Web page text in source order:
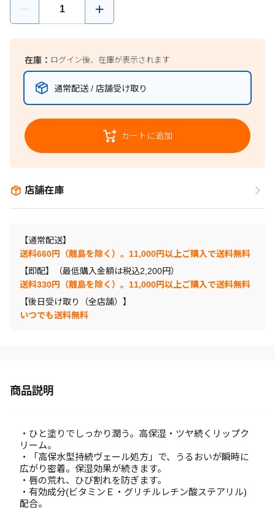
在庫： ログイン後、在庫が表示されます
通常配送 / 店舗受け取り
カートに追加
店舗在庫
【通常配送】
送料660円（離島を除く）。11,000円以上ご購入で送料無料
【即配】（最低購入金額は税込2,200円）
送料330円（離島を除く）。11,000円以上ご購入で送料無料
【後日受け取り（全店舗）】
いつでも送料無料
商品説明
・ひと塗りでしっかり潤う。高保湿・ツヤ続くリップク
リーム。
・「高保水型持続ヴェール処方」で、うるおいが瞬時に
広がり密着。保湿効果が続きます。
・唇の荒れ、ひび割れを防ぎます。
・有効成分(ビタミンＥ・グリチルレチン酸ステアリル)
配合。